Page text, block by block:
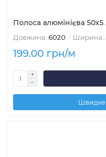
Полоса алюмінієва 50х5
Довжина: 6020 Ширина:
199.00 грн/м
Швидке